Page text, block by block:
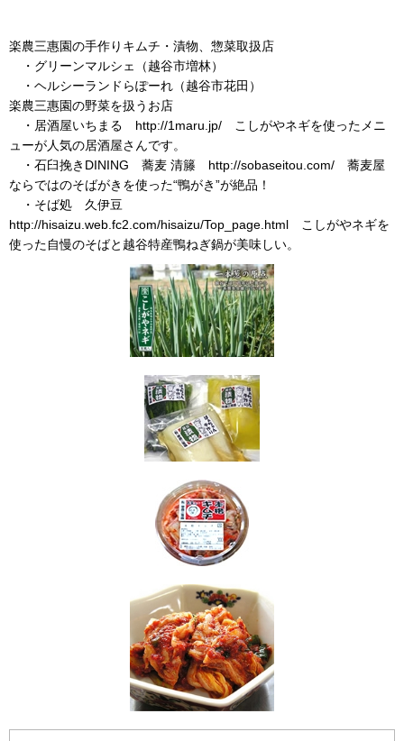
楽農三惠園の手作りキムチ・漬物、惣菜取扱店
・グリーンマルシェ（越谷市増林）
・ヘルシーランドらぽーれ（越谷市花田）
楽農三惠園の野菜を扱うお店
・居酒屋いちまる http://1maru.jp/ こしがやネギを使ったメニ
ューが人気の居酒屋さんです。
・石臼挽きDINING 蕎麦 清籐 http://sobaseitou.com/ 蕎麦屋
ならではのそばがきを使った“鴨がき”が絶品！
・そば処 久伊豆
http://hisaizu.web.fc2.com/hisaizu/Top_page.html こしがやネギを
使った自慢のそばと越谷特産鴨ねぎ鍋が美味しい。